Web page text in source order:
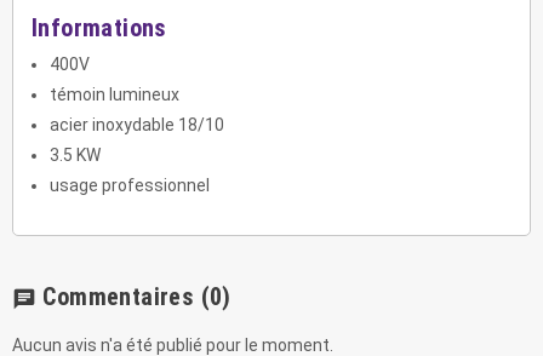
Informations
400V
témoin lumineux
acier inoxydable 18/10
3.5 KW
usage professionnel
chat Commentaires (0)
Aucun avis n'a été publié pour le moment.